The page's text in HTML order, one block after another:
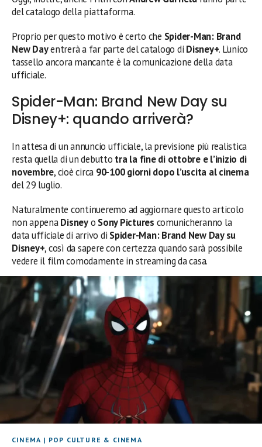
del catalogo della piattaforma.
Proprio per questo motivo è certo che Spider-Man: Brand
New Dayentrerà a far parte del catalogo di Disney+. L’unico
tassello ancora mancante è la comunicazione della data
ufficiale.
Spider-Man: Brand New Day su
Disney+: quando arriverà?
In attesa di un annuncio ufficiale, la previsione più realistica
resta quella di un debutto tra la fine di ottobre e l’inizio di
novembre, cioè circa 90-100 giorni dopo l’uscita al cinema
del 29 luglio.
Naturalmente continueremo ad aggiornare questo articolo
non appenaDisneyo Sony Pictures comunicheranno la
data ufficiale di arrivo di Spider-Man: Brand New Day su
Disney+, così da sapere con certezza quando sarà possibile
vedere il film comodamente in streaming da casa.
CINEMA | POP CULTURE & CINEMA